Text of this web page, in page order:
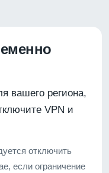
вашего региона,
VPN и
отключить
если ограничение